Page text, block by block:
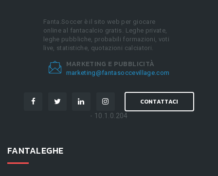
Fanta.Soccer è il sito web per giocare
online al fantacalcio gratis. Leghe private,
leghe pubbliche, probabili formazioni, voti
live, statistiche, quotazioni calciatori.
MARKETING E PUBBLICITÀ
marketing@fantasoccevillage.com
CONTATTACI
- 10.1.0.204
FANTALEGHE